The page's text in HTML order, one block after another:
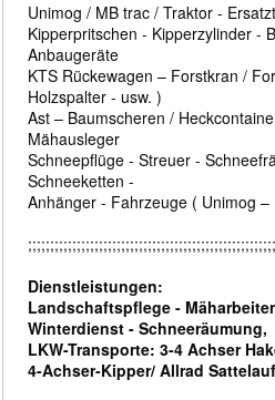
Unimog / MB trac / Traktor -
Kipperpritschen - Kipperzylinder -
Anbaugeräte
KTS Rückewagen – Forstkran /
Holzspalter - usw. )
Ast – Baumscheren /
Mähausleger
Schneepflüge - Streuer -
Schneeketten -
Anhänger - Fahrzeuge ( Unimog –
Dienstleistungen:
Landschaftspflege -
Winterdienst - Schneeräumung,
LKW-Transporte: 3-4 Achser
4-Achser-Kipper/ Allrad